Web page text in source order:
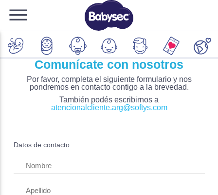
Comunícate con nosotros
Por favor, completa el siguiente formulario y nos
pondremos en contacto contigo a la brevedad.
También podés escribirnos a
atencionalcliente.arg@softys.com
Datos de contacto
Nombre
Apellido